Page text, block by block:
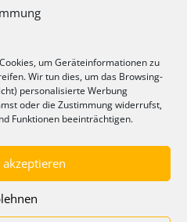
um Geräteinformationen zu
Wir tun dies, um das Browsing-
personalisierte Werbung
oder die Zustimmung widerrufst,
Funktionen beeinträchtigen.
akzeptieren
welches nach
in einer zwei-
die
des Bauteils gegossen,
Feingussformen
mit dem Speiser- bzw.